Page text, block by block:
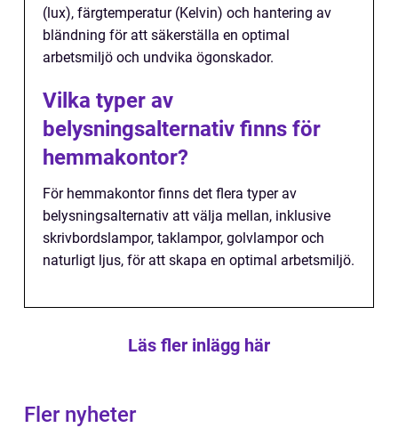
(lux), färgtemperatur (Kelvin) och hantering av
bländning för att säkerställa en optimal
arbetsmiljö och undvika ögonskador.
Vilka typer av
belysningsalternativ finns för
hemmakontor?
För hemmakontor finns det flera typer av
belysningsalternativ att välja mellan, inklusive
skrivbordslampor, taklampor, golvlampor och
naturligt ljus, för att skapa en optimal arbetsmiljö.
Läs fler inlägg här
Fler nyheter